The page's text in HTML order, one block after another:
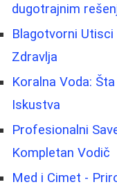
dugotrajnim
Blagotvorni
Zdravlja
Koralna Voda:
Iskustva
Profesionalni
Kompletan Vodič
Med i Cimet -